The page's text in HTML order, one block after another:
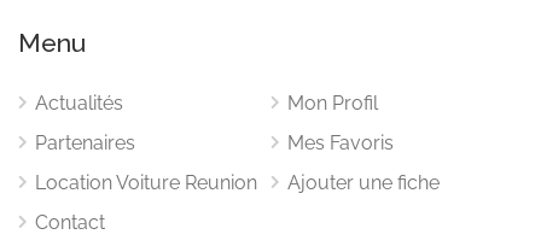
Menu
Actualités
Partenaires
Location Voiture Reunion
Contact
Mon Profil
Mes Favoris
Ajouter une fiche